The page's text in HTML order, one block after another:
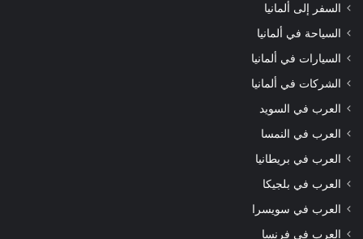
السفر إلى ألمانيا
السياحة في ألمانيا
السيارات في ألمانيا
الشركات في ألمانيا
العرب في السويد
العرب في النمسا
العرب في بريطانيا
العرب في بلجيكا
العرب في سويسرا
العرب في فرنسا